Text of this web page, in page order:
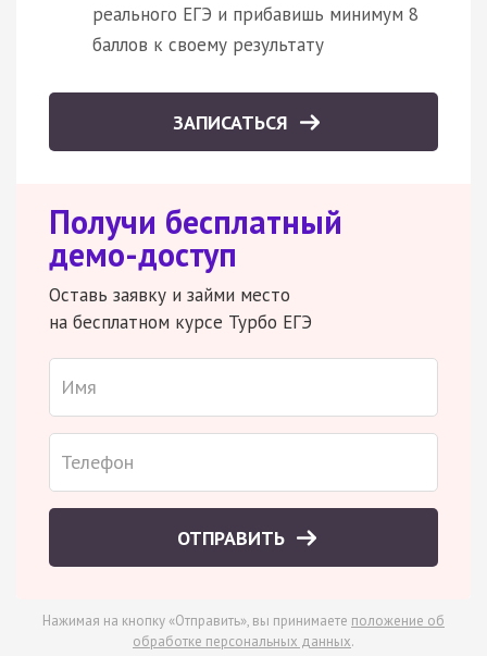
реального ЕГЭ и прибавишь минимум 8
баллов к своему результату
ЗАПИСАТЬСЯ
Получи бесплатный
демо-доступ
Оставь заявку и займи место
на бесплатном курсе Турбо ЕГЭ
ОТПРАВИТЬ
Нажимая на кнопку «Отправить», вы принимаете положение об
обработке персональных данных.